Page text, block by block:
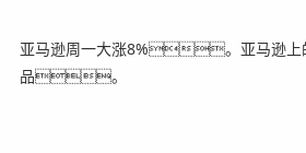
亚马逊周一大涨8%。亚马逊上
品。